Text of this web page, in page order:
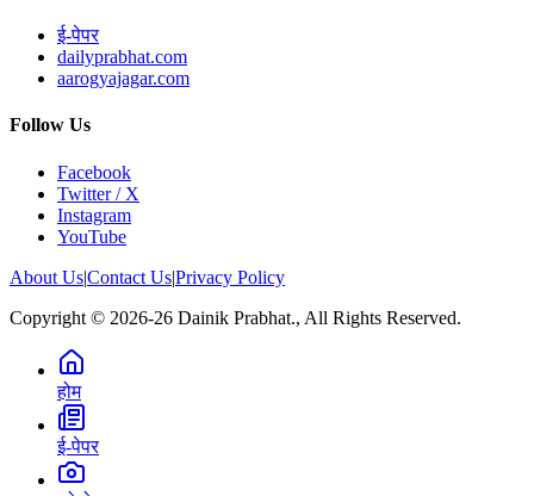
ई-पेपर
dailyprabhat.com
aarogyajagar.com
Follow Us
Facebook
Twitter / X
Instagram
YouTube
About Us|Contact Us|Privacy Policy
Copyright © 2026-26 Dainik Prabhat., All Rights Reserved.
होम
ई-पेपर